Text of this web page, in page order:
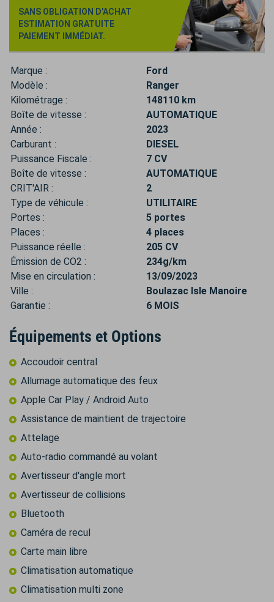
SANS OBLIGATION D'ACHAT
ESTIMATION GRATUITE
PAIEMENT IMMÉDIAT.
Marque :
Ford
Modèle :
Ranger
Kilométrage :
148110 km
Boîte de vitesse :
AUTOMATIQUE
Année :
2023
Carburant :
DIESEL
Puissance Fiscale :
7 CV
Boîte de vitesse :
AUTOMATIQUE
CRIT'AIR :
2
Type de véhicule :
UTILITAIRE
Portes :
5 portes
Places :
4 places
Puissance réelle :
205 CV
Émission de CO2 :
234g/km
Mise en circulation :
13/09/2023
Ville :
Boulazac Isle Manoire
Garantie :
6 MOIS
Équipements et Options
Accoudoir central
Allumage automatique des feux
Apple Car Play / Android Auto
Assistance de maintient de trajectoire
Attelage
Auto-radio commandé au volant
Avertisseur d'angle mort
Avertisseur de collisions
Bluetooth
Caméra de recul
Carte main libre
Climatisation automatique
Climatisation multi zone